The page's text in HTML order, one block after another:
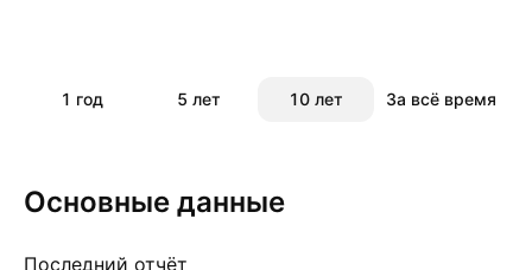
1 год 5 лет 10 лет За всё время
Основные данные
Последний отчёт